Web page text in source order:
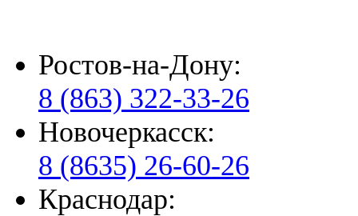
Ростов-на-Дону:
8 (863) 322-33-26
Новочеркасск:
8 (8635) 26-60-26
Краснодар: